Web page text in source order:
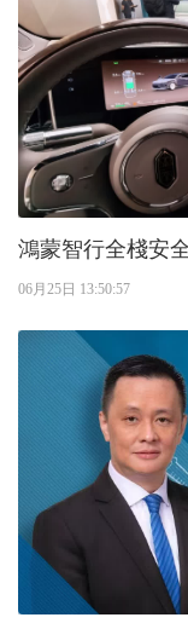
鴻蒙智行全棧安
06月25日 13:50:57